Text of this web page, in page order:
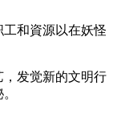
和資源以在妖怪
发觉新的文明行